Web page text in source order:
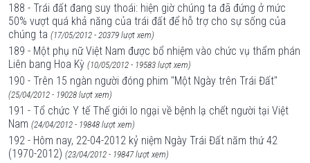
188 - Trái đất đang suy thoái: hiện giờ chúng ta đã đứng ở mức
50% vượt quá khả năng của trái đất để hỗ trợ cho sự sống của
chúng ta (17/05/2012 - 20379 lượt xem)
189 - Một phụ nữ Việt Nam được bổ nhiệm vào chức vụ thẩm phán
Liên bang Hoa Kỳ (10/05/2012 - 19583 lượt xem)
190 - Trên 15 ngàn người đóng phim "Một Ngày trên Trái Đất"
(25/04/2012 - 19028 lượt xem)
191 - Tổ chức Y tế Thế giới lo ngại về bệnh lạ chết người tại Việt
Nam (24/04/2012 - 19848 lượt xem)
192 - Hôm nay, 22-04-2012 kỷ niệm Ngày Trái Đất năm thứ 42
(1970-2012) (23/04/2012 - 19847 lượt xem)